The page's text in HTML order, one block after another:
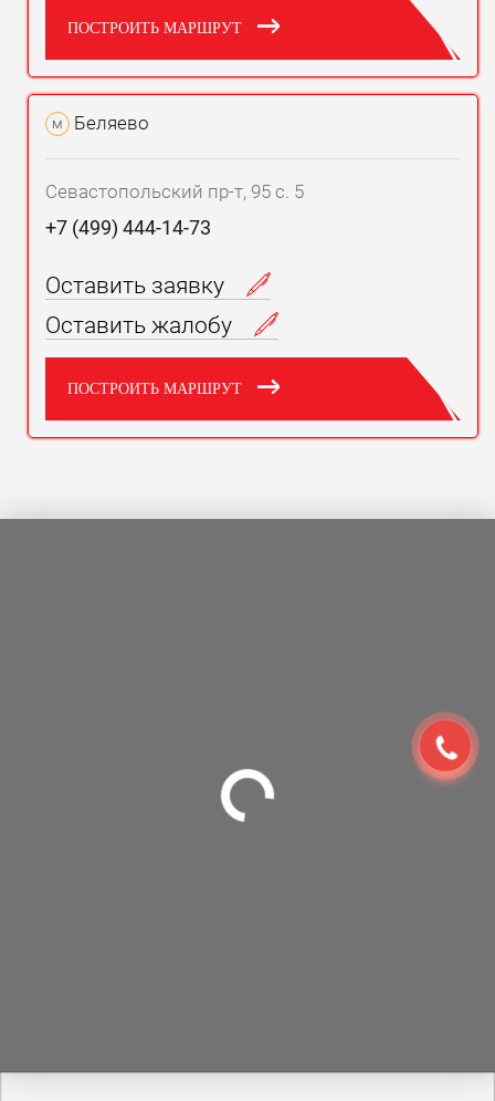
ПОСТРОИТЬ МАРШРУТ
м Беляево
Севастопольский пр-т, 95 с. 5
+7 (499) 444-14-73
Оставить заявку
Оставить жалобу
ПОСТРОИТЬ МАРШРУТ